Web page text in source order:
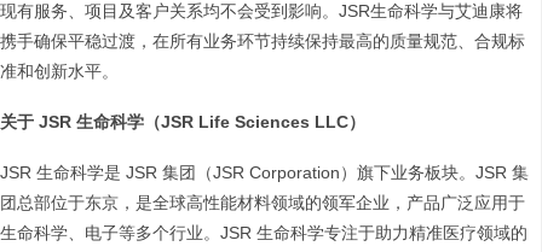
现有服务、项目及客户关系均不会受到影响。JSR生命科学与艾迪康将
携手确保平稳过渡，在所有业务环节持续保持最高的质量规范、合规标
准和创新水平。
关于 JSR 生命科学（JSR Life Sciences LLC）
JSR 生命科学是 JSR 集团（JSR Corporation）旗下业务板块。JSR 集
团总部位于东京，是全球高性能材料领域的领军企业，产品广泛应用于
生命科学、电子等多个行业。JSR 生命科学专注于助力精准医疗领域的